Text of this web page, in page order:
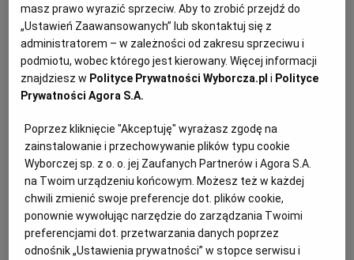
KUCHNIA HISZPAŃSKA
KUCHNIA NIEMIECKA
KALISZ
KATOWICE
KIELCE
KOSZALIN
KRAKÓW
KSIĄŻKI. MAGAZYN DO CZYTANIA
NASZA EUROPA
SŁÓWKA. MAGAZYN O JĘZYKU
ARCHIWUM
INNE SERWISY
GAZETA.PL
TOK FM
SPORT.PL
masz prawo wyrazić sprzeciw. Aby to zrobić przejdź do
„Ustawień Zaawansowanych” lub skontaktuj się z
administratorem – w zależności od zakresu sprzeciwu i
podmiotu, wobec którego jest kierowany. Więcej informacji
znajdziesz w Polityce Prywatności Wyborcza.pl i Polityce
Prywatności Agora S.A.
Poprzez kliknięcie "Akceptuję" wyrażasz zgodę na
zainstalowanie i przechowywanie plików typu cookie
Wyborczej sp. z o. o. jej Zaufanych Partnerów i Agora S.A.
na Twoim urządzeniu końcowym. Możesz też w każdej
chwili zmienić swoje preferencje dot. plików cookie,
ponownie wywołując narzędzie do zarządzania Twoimi
preferencjami dot. przetwarzania danych poprzez
odnośnik „Ustawienia prywatności” w stopce serwisu i